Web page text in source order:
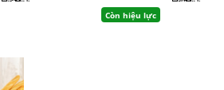
Còn hiệu lực